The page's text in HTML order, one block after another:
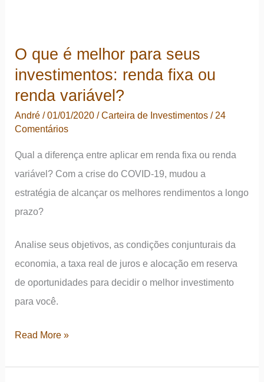
O que é melhor para seus
investimentos: renda fixa ou
renda variável?
André/01/01/2020/Carteira de Investimentos / 24
Comentários
Qual a diferença entre aplicar em renda fixa ou renda
variável? Com a crise do COVID-19, mudou a
estratégia de alcançar os melhores rendimentos a longo
prazo?
Analise seus objetivos, as condições conjunturais da
economia, a taxa real de juros e alocação em reserva
de oportunidades para decidir o melhor investimento
para você.
O
Read More »